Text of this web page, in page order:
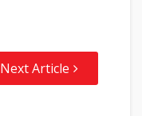
Next Article